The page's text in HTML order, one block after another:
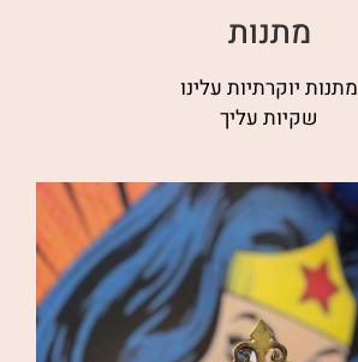
מתנות
מתנות יוקרתיות עלינו
שקיות עליך